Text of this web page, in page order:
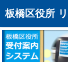
板橋区役所
トップページ
混雑予想カレ
リアルタイム